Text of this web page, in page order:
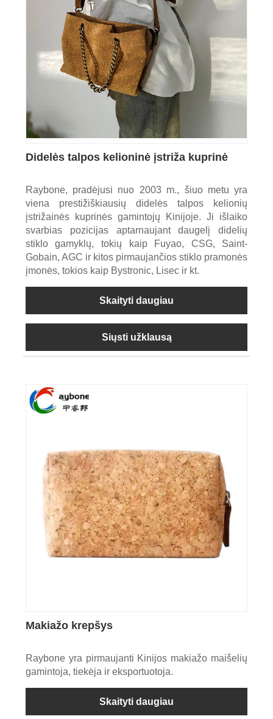
Didelės talpos kelioninė įstriža kuprinė
Raybone, pradėjusi nuo 2003 m., šiuo metu yra
viena prestižiškiausių didelės talpos kelionių
įstrižainės kuprinės gamintojų Kinijoje. Ji išlaiko
svarbias pozicijas aptarnaujant daugelį didelių
stiklo gamyklų, tokių kaip Fuyao, CSG, Saint-
Gobain, AGC ir kitos pirmaujančios stiklo pramonės
įmonės, tokios kaip Bystronic, Lisec ir kt.
Skaityti daugiau
Siųsti užklausą
Makiažo krepšys
Raybone yra pirmaujanti Kinijos makiažo maišelių
gamintoja, tiekėja ir eksportuotoja.
Skaityti daugiau